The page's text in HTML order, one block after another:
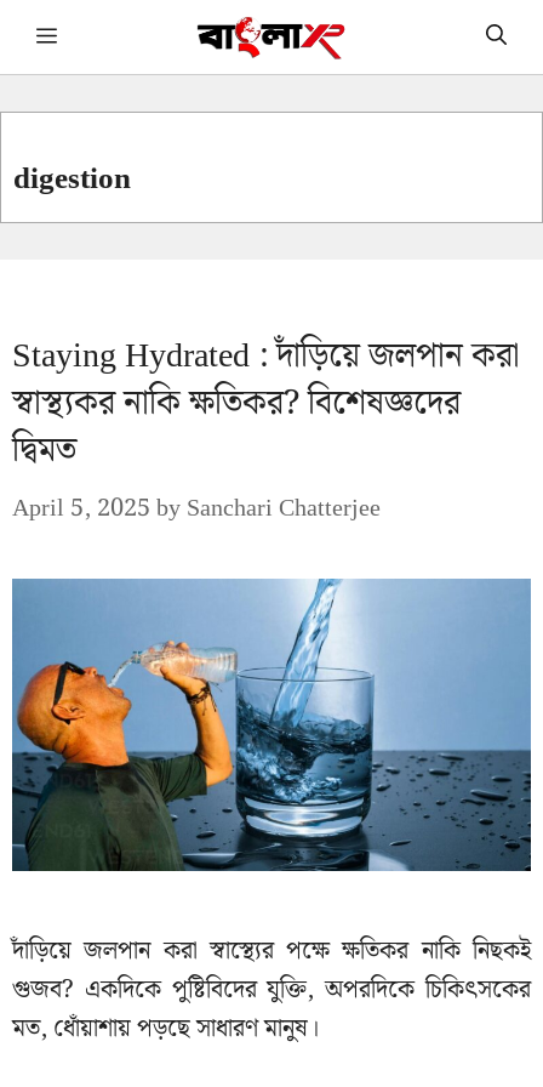
Skip Menu
digestion
Staying Hydrated : দাঁড়িয়ে জলপান করা
স্বাস্থ্যকর নাকি ক্ষতিকর? বিশেষজ্ঞদের
দ্বিমত
April 5, 2025bySanchari Chatterjee
দাঁড়িয়ে জলপান করা স্বাস্থ্যের পক্ষে ক্ষতিকর নাকি নিছকই
গুজব? একদিকে পুষ্টিবিদের যুক্তি, অপরদিকে চিকিৎসকের
মত, ধোঁয়াশায় পড়ছে সাধারণ মানুষ।